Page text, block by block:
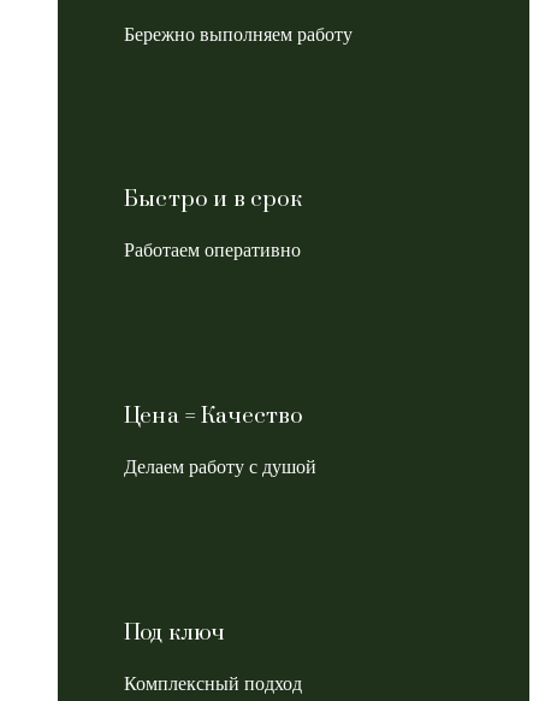
Бережно выполняем работу
Быстро и в срок
Работаем оперативно
Цена = Качество
Делаем работу с душой
Под ключ
Комплексный подход